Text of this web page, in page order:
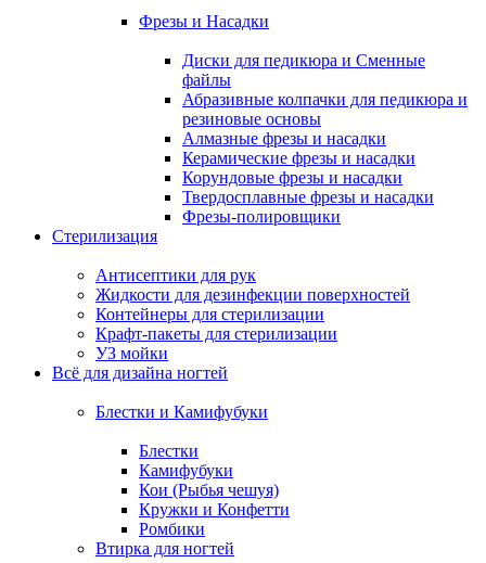
Фрезы и Насадки
Диски для педикюра и Сменные
файлы
Абразивные колпачки для педикюра и
резиновые основы
Алмазные фрезы и насадки
Керамические фрезы и насадки
Корундовые фрезы и насадки
Твердосплавные фрезы и насадки
Фрезы-полировщики
Стерилизация
Антисептики для рук
Жидкости для дезинфекции поверхностей
Контейнеры для стерилизации
Крафт-пакеты для стерилизации
УЗ мойки
Всё для дизайна ногтей
Блестки и Камифубуки
Блестки
Камифубуки
Кои (Рыбья чешуя)
Кружки и Конфетти
Ромбики
Втирка для ногтей